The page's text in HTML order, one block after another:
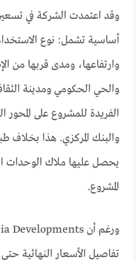
أساسية تشمل: نوع
وارتفاعها، ومدى قربها من
والحي الحكومي ومدينة
الفريدة للمشروع على المحور
والبنك المركزي. هذا بخلاف
يحصل عليها ملاك الوحدات
المشروع.
تفاصيل الأسعار النهائية حتى